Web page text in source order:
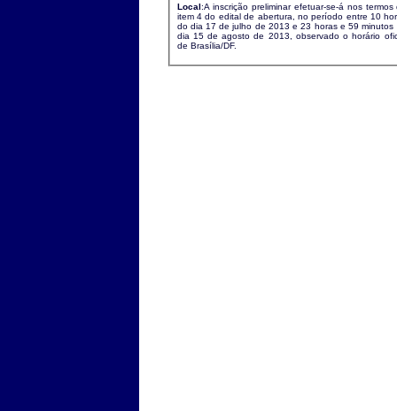
Local:A inscrição preliminar efetuar-se-á nos termos
item 4 do edital de abertura, no período entre 10
do dia 17 de julho de 2013 e 23 horas e 59 minutos
dia 15 de agosto de 2013, observado o horário
de Brasília/DF.